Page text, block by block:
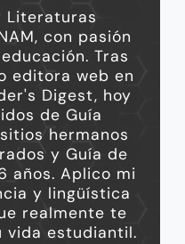
Literaturas
con pasión
Tras
editora web en
Digest, hoy
de Guía
hermanos
y Guía de
años. Aplico mi
y lingüística
realmente te
vida estudiantil.